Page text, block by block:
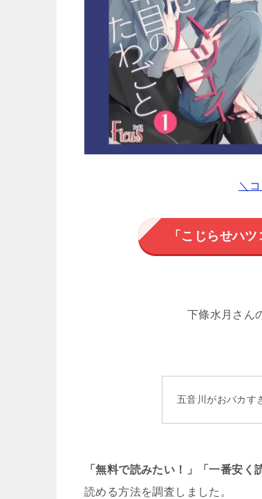
＼
「こじらせハ
下條水月さん
五音川がおバカす
「無料で読みたい！」「一番安く
読める方法を調査しました。